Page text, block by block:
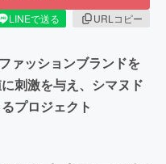
LINEで送る
URLコピー
ァッションブランドを
刺激を与え、シマヌド
プロジェクト